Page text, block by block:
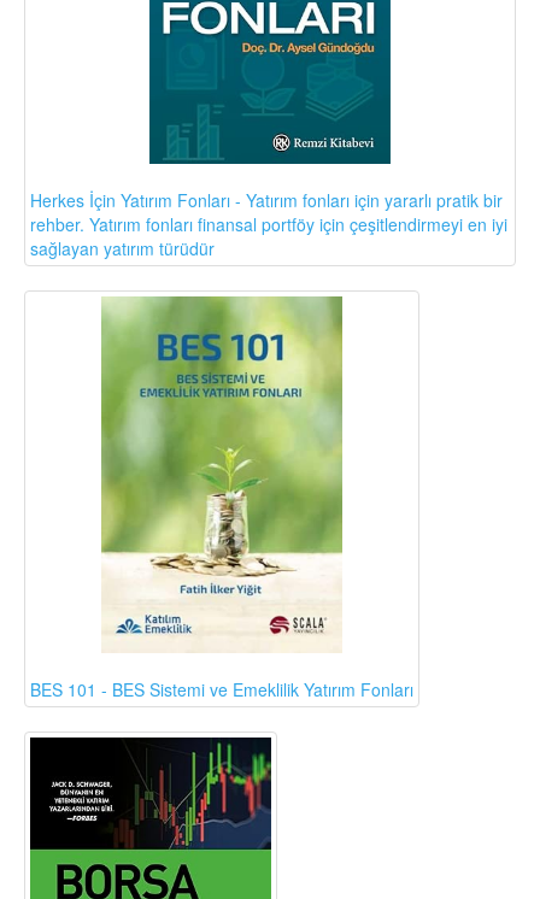
Herkes İçin Yatırım Fonları - Yatırım fonları için yararlı pratik bir
rehber. Yatırım fonları finansal portföy için çeşitlendirmeyi en iyi
sağlayan yatırım türüdür
BES 101 - BES Sistemi ve Emeklilik Yatırım Fonları